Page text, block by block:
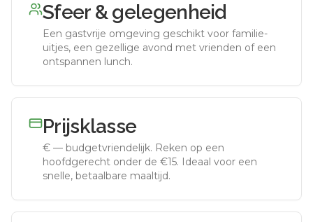
Sfeer & gelegenheid
Een gastvrije omgeving geschikt voor familie-
uitjes, een gezellige avond met vrienden of een
ontspannen lunch.
Prijsklasse
€ — budgetvriendelijk. Reken op een
hoofdgerecht onder de €15. Ideaal voor een
snelle, betaalbare maaltijd.